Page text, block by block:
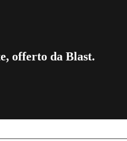
offerto da Blast.